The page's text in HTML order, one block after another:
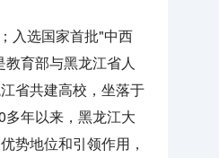
入选国家首批"中西
育部与黑龙江省人
省共建高校，坐落于
年以来，黑龙江大
势地位和引领作用，